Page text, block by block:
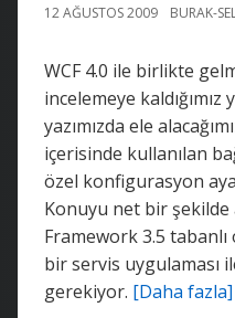
12 AĞUSTOS 2009 BURAK-
WCF 4.0 ile birlikte
incelemeye
yazımızda ele
içerisinde kullanılan
özel konfigurasyon
Konuyu net bir
Framework 3.5
bir servis uygulaması
gerekiyor. [Daha fazla]